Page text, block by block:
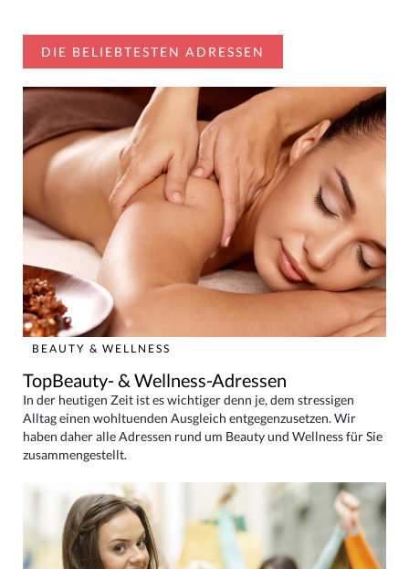
DIE BELIEBTESTEN ADRESSEN
BEAUTY & WELLNESS
TopBeauty- & Wellness-Adressen
In der heutigen Zeit ist es wichtiger denn je, dem stressigen
Alltag einen wohltuenden Ausgleich entgegenzusetzen. Wir
haben daher alle Adressen rund um Beauty und Wellness für Sie
zusammengestellt.